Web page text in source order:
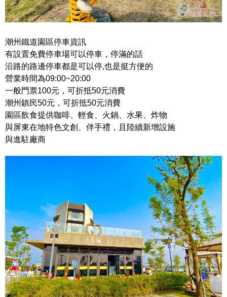
潮州鐵道園區停車資訊
有設置免費停車場可以停車，停滿的話
沿路的路邊停車都是可以停,也是挺方便的
營業時間為09:00~20:00
一般門票100元，可折抵50元消費
潮州鎮民50元，可折抵50元消費
園區飲食提供咖啡、輕食、火鍋、水果、炸物
與屏東在地特色文創、伴手禮，且陸續新增設施
與進駐廠商